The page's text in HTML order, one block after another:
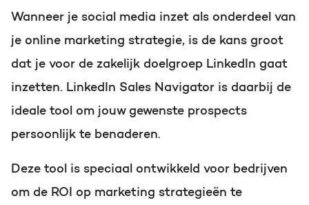
HubSpot CRM maatwerk
Online versnellen, optimaliseren & domineren
HubSpot trainingen
Webinars, tutorials en meer
Events & webinars
Bekijk de eventkalender
Kennisbank
HubSpot partner
Bright als HubSpot Elite Partner
Team
Ontmoet onze Bright people
Contact
Neem contact met ons op
Wanneer je social media inzet als onderdeel van
je online marketing strategie, is de kans groot
dat je voor de zakelijk doelgroep LinkedIn gaat
inzetten. LinkedIn Sales Navigator is daarbij de
ideale tool om jouw gewenste prospects
persoonlijk te benaderen.
Deze tool is speciaal ontwikkeld voor bedrijven
om de ROI op marketing strategieën te